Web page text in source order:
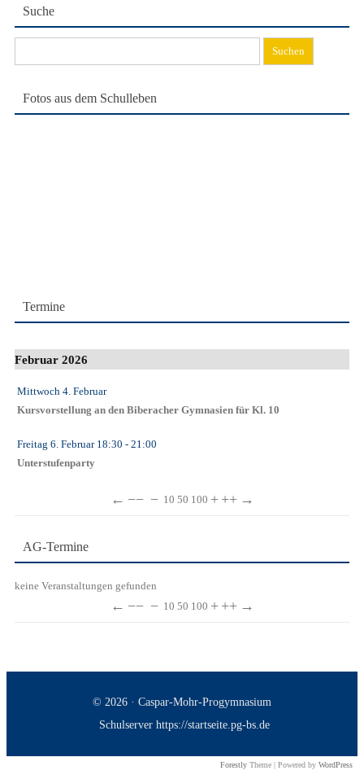
Suche
nach:
Fotos aus dem Schulleben
Termine
Februar 2026
Mittwoch 4. Februar
Kursvorstellung an den Biberacher Gymnasien für Kl. 10
Freitag 6. Februar18:30 - 21:00
Unterstufenparty
← −− − 10 50 100 + ++ →
AG-Termine
keine Veranstaltungen gefunden
← −− − 10 50 100 + ++ →
© 2026 · Caspar-Mohr-Progymnasium
Schulserver https://startseite.pg-bs.de
Forestly Theme | Powered by WordPress